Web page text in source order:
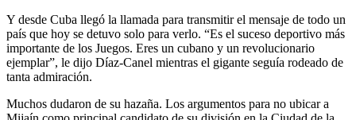
Y desde Cuba llegó la llamada para transmitir el mensaje de todo un
país que hoy se detuvo solo para verlo. “Es el suceso deportivo más
importante de los Juegos. Eres un cubano y un revolucionario
ejemplar”, le dijo Díaz-Canel mientras el gigante seguía rodeado de
tanta admiración.
Muchos dudaron de su hazaña. Los argumentos para no ubicar a